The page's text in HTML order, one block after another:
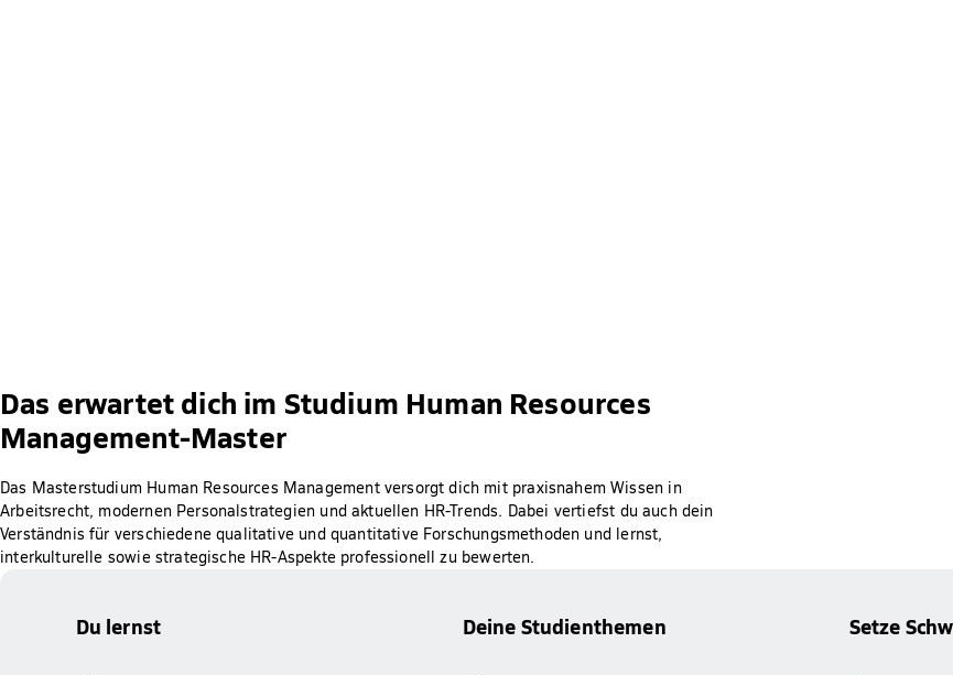
Das erwartet dich im Studium Human Resources
Management-Master
Das Masterstudium Human Resources Management versorgt dich mit praxisnahem Wissen in
Arbeitsrecht, modernen Personalstrategien und aktuellen HR-Trends. Dabei vertiefst du auch dein
Verständnis für verschiedene qualitative und quantitative Forschungsmethoden und lernst,
interkulturelle sowie strategische HR-Aspekte professionell zu bewerten.
Du lernst Deine Studienthemen Setze